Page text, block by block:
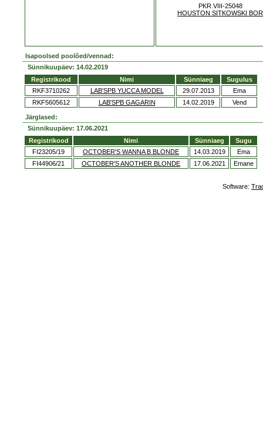
PKR.VIII-25048
HOUSTON SITKOWSKI BOR
Isapoolsed poolõed/vennad:
Sünnikuupäev: 14.02.2019
Registrikood
Nimi Sünniaeg
Sugulus
RKF3710262
LAB'SPB YUCCA MODEL 29.07.2013
Ema
RKF5605612
LAB'SPB GAGARIN 14.02.2019 Vend
Järglased:
Sünnikuupäev: 17.06.2021
Registrikood
Nimi Sünniaeg
Sugu
FI23205/19
OCTOBER'S WANNA B BLONDE 14.03.2019
Ema
FI44906/21
OCTOBER'S ANOTHER BLONDE 17.06.2021 Emane
Software: